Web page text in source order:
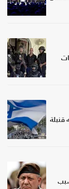
قنبلة